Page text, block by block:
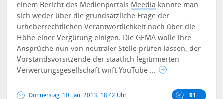
einem Bericht des Medienportals Meedia konnte man
sich weder über die grundsätzliche Frage der
urheberrechtlichen Verantwortlichkeit noch über die
Höhe einer Vergütung einigen. Die GEMA wolle ihre
Ansprüche nun von neutraler Stelle prüfen lassen, der
Vorstandsvorsitzende der staatlich legitimierten
Verwertungsgesellschaft wirft YouTube ...
Donnerstag, 10. Jan. 2013, 18:42 Uhr 91